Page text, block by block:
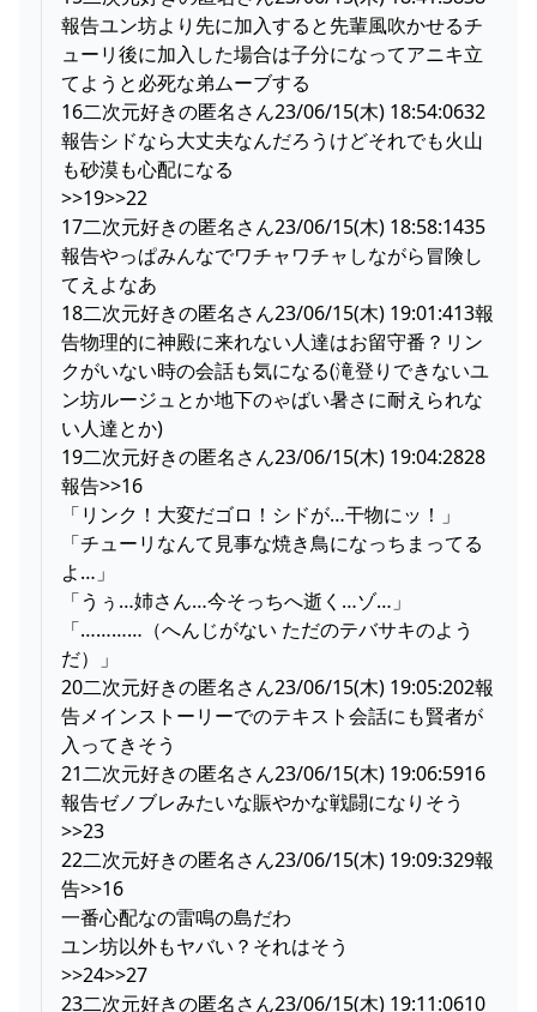
報告ユン坊より先に加入すると先輩風吹かせるチ
ューリ後に加入した場合は子分になってアニキ立
てようと必死な弟ムーブする
16二次元好きの匿名さん23/06/15(木) 18:54:0632
報告シドなら大丈夫なんだろうけどそれでも火山
も砂漠も心配になる
>>19>>22
17二次元好きの匿名さん23/06/15(木) 18:58:1435
報告やっぱみんなでワチャワチャしながら冒険し
てえよなあ
18二次元好きの匿名さん23/06/15(木) 19:01:413報
告物理的に神殿に来れない人達はお留守番？リン
クがいない時の会話も気になる(滝登りできないユ
ン坊ルージュとか地下のゃばい暑さに耐えられな
い人達とか)
19二次元好きの匿名さん23/06/15(木) 19:04:2828
報告>>16
「リンク！大変だゴロ！シドが…干物にッ！」
「チューリなんて見事な焼き鳥になっちまってる
よ…」
「うぅ…姉さん…今そっちへ逝く…ゾ…」
「…………（へんじがない ただのテバサキのよう
だ）」
20二次元好きの匿名さん23/06/15(木) 19:05:202報
告メインストーリーでのテキスト会話にも賢者が
入ってきそう
21二次元好きの匿名さん23/06/15(木) 19:06:5916
報告ゼノブレみたいな賑やかな戦闘になりそう
>>23
22二次元好きの匿名さん23/06/15(木) 19:09:329報
告>>16
一番心配なの雷鳴の島だわ
ユン坊以外もヤバい？それはそう
>>24>>27
23二次元好きの匿名さん23/06/15(木) 19:11:0610